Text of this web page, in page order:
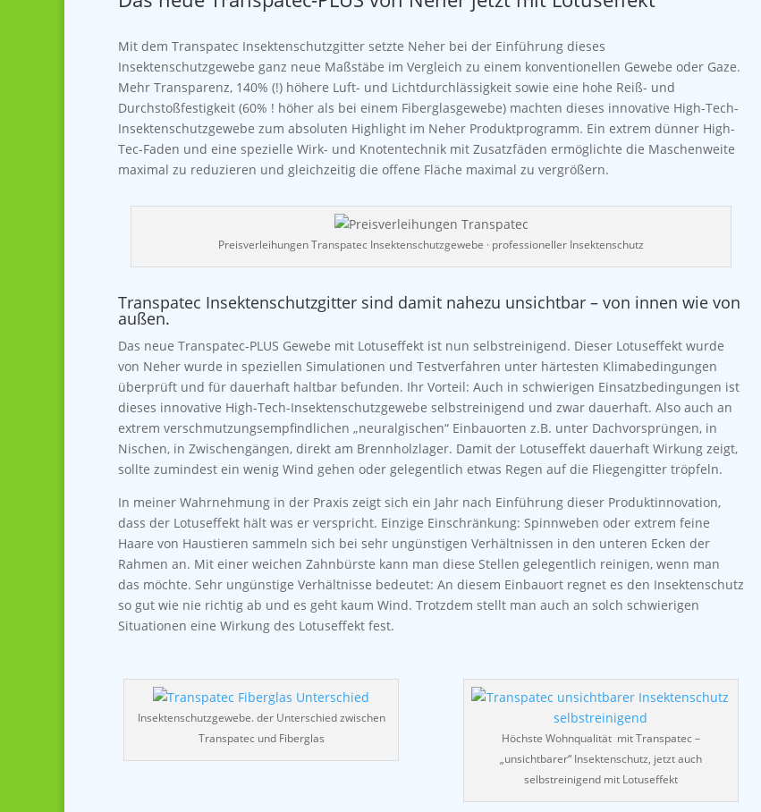
Mit dem Transpatec Insektenschutzgitter setzte Neher bei der Einführung dieses
Insektenschutzgewebe ganz neue Maßstäbe im Vergleich zu einem konventionellen Gewebe oder Gaze.
Mehr Transparenz, 140% (!) höhere Luft- und Lichtdurchlässigkeit sowie eine hohe Reiß- und
Durchstoßfestigkeit (60% ! höher als bei einem Fiberglasgewebe) machten dieses innovative High-Tech-
Insektenschutzgewebe zum absoluten Highlight im Neher Produktprogramm. Ein extrem dünner High-
Tec-Faden und eine spezielle Wirk- und Knotentechnik mit Zusatzfäden ermöglichte die Maschenweite
maximal zu reduzieren und gleichzeitig die offene Fläche maximal zu vergrößern.
Preisverleihungen Transpatec Insektenschutzgewebe · professioneller Insektenschutz
Transpatec Insektenschutzgitter sind damit nahezu unsichtbar – von innen wie von
außen.
Das neue Transpatec-PLUS Gewebe mit Lotuseffekt ist nun selbstreinigend. Dieser Lotuseffekt wurde
von Neher wurde in speziellen Simulationen und Testverfahren unter härtesten Klimabedingungen
überprüft und für dauerhaft haltbar befunden. Ihr Vorteil: Auch in schwierigen Einsatzbedingungen ist
dieses innovative High-Tech-Insektenschutzgewebe selbstreinigend und zwar dauerhaft. Also auch an
extrem verschmutzungsempfindlichen „neuralgischen“ Einbauorten z.B. unter Dachvorsprüngen, in
Nischen, in Zwischengängen, direkt am Brennholzlager. Damit der Lotuseffekt dauerhaft Wirkung zeigt,
sollte zumindest ein wenig Wind gehen oder gelegentlich etwas Regen auf die Fliegengitter tröpfeln.
In meiner Wahrnehmung in der Praxis zeigt sich ein Jahr nach Einführung dieser Produktinnovation,
dass der Lotuseffekt hält was er verspricht. Einzige Einschränkung: Spinnweben oder extrem feine
Haare von Haustieren sammeln sich bei sehr ungünstigen Verhältnissen in den unteren Ecken der
Rahmen an. Mit einer weichen Zahnbürste kann man diese Stellen gelegentlich reinigen, wenn man
das möchte. Sehr ungünstige Verhältnisse bedeutet: An diesem Einbauort regnet es den Insektenschutz
so gut wie nie richtig ab und es geht kaum Wind. Trotzdem stellt man auch an solch schwierigen
Situationen eine Wirkung des Lotuseffekt fest.
Insektenschutzgewebe. der Unterschied zwischen
Transpatec und Fiberglas
Höchste Wohnqualität mit Transpatec –
„unsichtbarer“ Insektenschutz, jetzt auch
selbstreinigend mit Lotuseffekt